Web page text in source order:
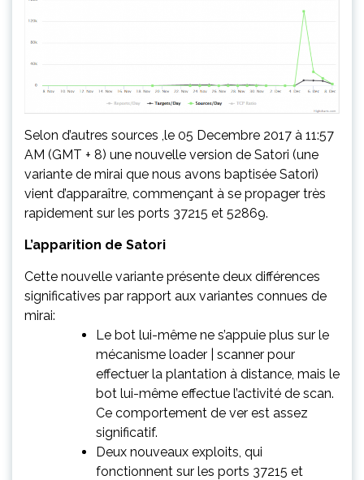
Selon d’autres sources ,le 05 Decembre 2017 à 11:57
AM (GMT + 8) une nouvelle version de Satori (une
variante de mirai que nous avons baptisée Satori)
vient d’apparaître, commençant à se propager très
rapidement sur les ports 37215 et 52869.
L’apparition de Satori
Cette nouvelle variante présente deux différences
significatives par rapport aux variantes connues de
mirai:
Le bot lui-même ne s’appuie plus sur le
mécanisme loader | scanner pour
effectuer la plantation à distance, mais le
bot lui-même effectue l’activité de scan.
Ce comportement de ver est assez
significatif.
Deux nouveaux exploits, qui
fonctionnent sur les ports 37215 et